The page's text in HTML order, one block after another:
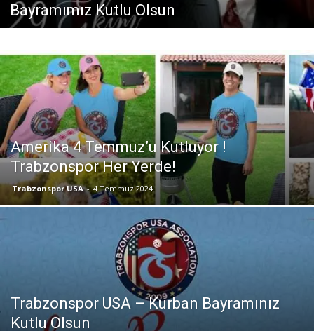
Bayramımız Kutlu Olsun
Amerika 4 Temmuz’u Kutluyor !
Trabzonspor Her Yerde!
Trabzonspor USA - 4 Temmuz 2024
Trabzonspor USA – Kurban Bayramınız
Kutlu Olsun